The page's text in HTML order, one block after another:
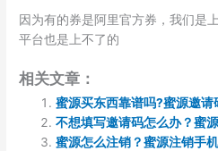
因为有的券是阿里官方券，我们是
平台也是上不了的
相关文章：
蜜源买东西靠谱吗?蜜源邀
不想填写邀请码怎么办？蜜
蜜源怎么注销？蜜源注销手